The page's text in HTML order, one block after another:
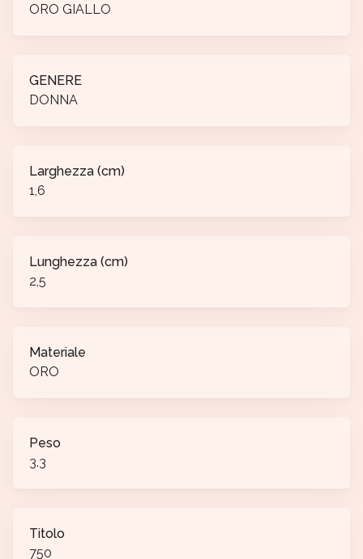
ORO GIALLO
GENERE
DONNA
Larghezza (cm)
1,6
Lunghezza (cm)
2,5
Materiale
ORO
Peso
3.3
Titolo
750